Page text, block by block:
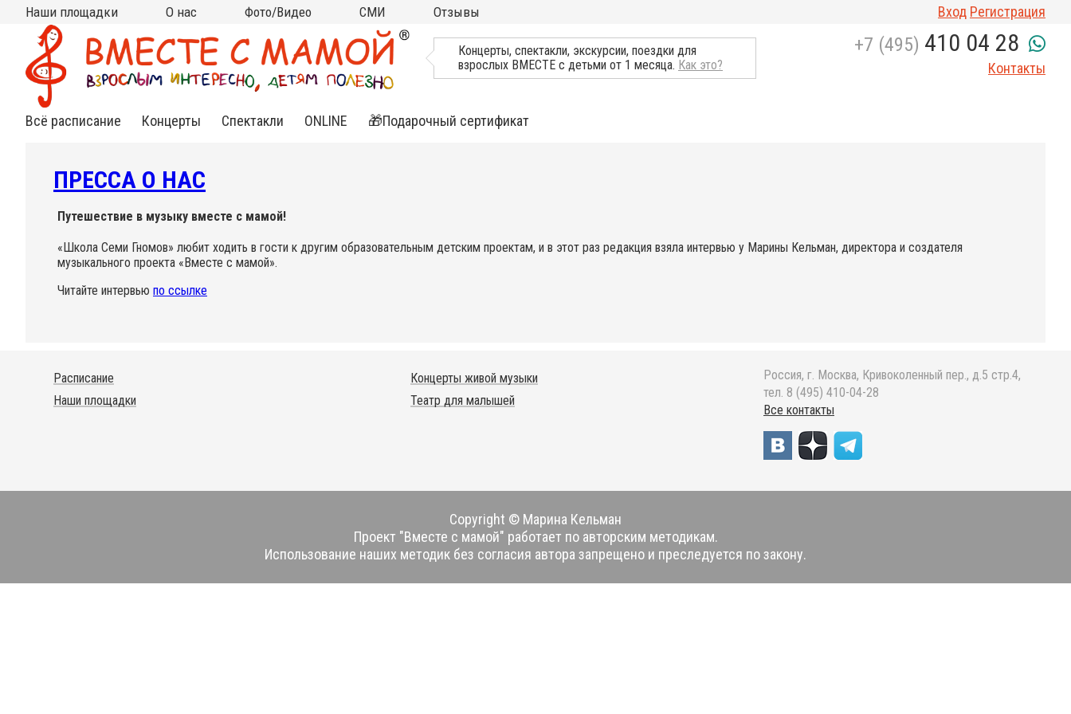
Наши площадки
Москва
на КИТАЙ-ГОРОДЕ
на ЧИСТЫХ ПРУДАХ
на ВДНХ
на НОВОСЛОБОДСКОЙ
на ПАРКЕ КУЛЬТУРЫ
в АРМЯНСКОМ
в СТАРОСАДСКОМ
(Китай-город)
в РАМЕНКАХ
на ТУРГЕНЕВСКОЙ
(школа Алгоритм)
на КРАСНЫХ ВОРОТАХ
на МЯСНИЦКОЙ (Чистые
пруды)
Московская область
в МЫТИЩАХ (клуб
Самовар)
в МЫТИЩАХ (ДЦ "Смарт
Ленд")
Все площадки на карте
О нас
Кто мы?
Контакты
Сотрудничество
Новости
Подвешенный билет
Фото/Видео
Фото
Видео
СМИ
ТВ, Пресса о нас
Отзывы Вход Регистрация
Концерты, спектакли, экскурсии, поездки для
взрослых ВМЕСТЕ с детьми от 1 месяца. Как это?
+7 (495) 410 04 28
Контакты
Всё расписание
Концерты
Яркий джаз
Веселый рок-н-
ролл
Необычный
фолк
Познавательные
Спектакли
музыку
встречи
ONLINE
🎁Подарочный сертификат
ПРЕССА О НАС
Путешествие в музыку вместе с мамой!
«Школа Семи Гномов» любит ходить в гости к другим образовательным детским проектам, и в этот раз редакция взяла интервью у Марины Кельман, директора и создателя
музыкального проекта «Вместе с мамой».
Читайте интервью по ссылке
Расписание
Наши площадки
Концерты живой музыки
Театр для малышей
Россия, г. Москва, Кривоколенный пер., д.5 стр.4,
тел. 8 (495) 410-04-28
Все контакты
Copyright © Марина Кельман
Проект "Вместе с мамой" работает по авторским методикам.
Использование наших методик без согласия автора запрещено и преследуется по закону.